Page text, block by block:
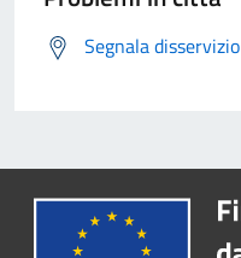
Segnala disservizio